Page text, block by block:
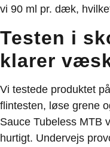
vi 90 ml pr. dæk,
Testen i
klarer
Vi testede produktet
flintesten, løse grene
Sauce Tubeless MTB
hurtigt. Undervejs